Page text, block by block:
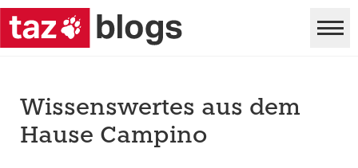
Wissenswertes aus dem
Hause Campino